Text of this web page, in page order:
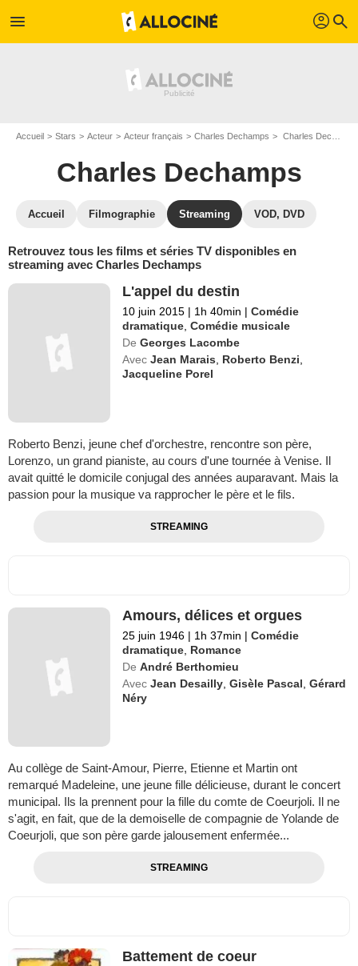
menu profil search
Accueil Stars Acteur Acteur français Charles Dechamps Charles Dechamps : Films et séries online
Charles Dechamps
Accueil Filmographie Streaming VOD, DVD
Retrouvez tous les films et séries TV disponibles en
streaming avec Charles Dechamps
L'appel du destin
10 juin 2015 | 1h 40min | Comédie
dramatique ,Comédie musicale
De Georges Lacombe
Avec Jean Marais Roberto Benzi
Jacqueline Porel
Roberto Benzi, jeune chef d'orchestre, rencontre son père,
Lorenzo, un grand pianiste, au cours d'une tournée à Venise. Il
avait quitté le domicile conjugal des années auparavant. Mais la
passion pour la musique va rapprocher le père et le fils.
STREAMING
Amours, délices et orgues
25 juin 1946 | 1h 37min | Comédie
dramatique Romance
De André Berthomieu
Avec Jean Desailly ,Gisèle Pascal ,Gérard
Néry
Au collège de Saint-Amour, Pierre, Etienne et Martin ont
remarqué Madeleine, une jeune fille délicieuse, durant le concert
municipal. Ils la prennent pour la fille du comte de Coeurjoli. Il ne
s'agit, en fait, que de la demoiselle de compagnie de Yolande de
Coeurjoli, que son père garde jalousement enfermée...
STREAMING
Battement de coeur